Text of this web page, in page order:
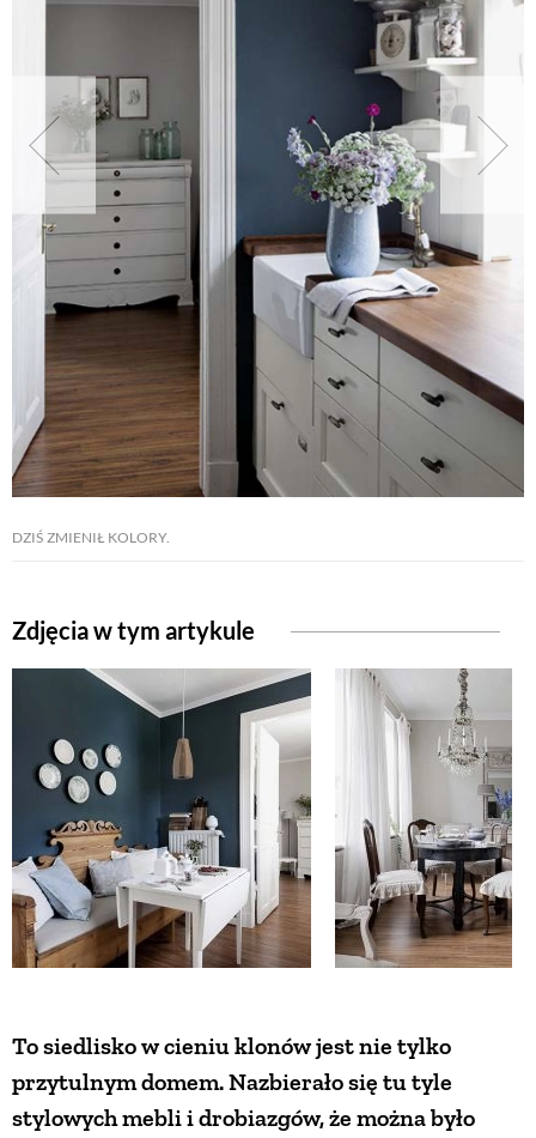
DZIŚ ZMIENIŁ KOLORY.
Zdjęcia w tym artykule
To siedlisko w cieniu klonów jest nie tylko
przytulnym domem. Nazbierało się tu tyle
stylowych mebli i drobiazgów, że można było
URODA
NATURALNA APTECZKA
DLA DOMU
EKO ŻYCIE
PRZYRODA
GRZYBY
KRAJOBRAZ
RĘKODZIEŁO
RZEMIOSŁO
ZWYCZAJE
ZRÓB TO SAM
PRZEPISY